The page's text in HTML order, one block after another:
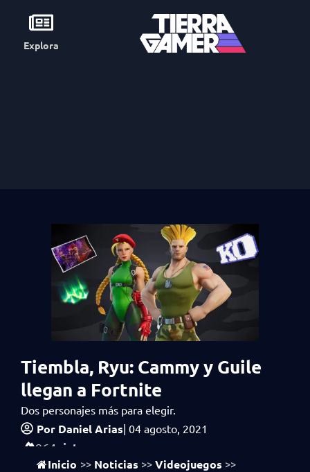
Explora
Tiembla, Ryu: Cammy y Guile
llegan a Fortnite
Dos personajes más para elegir.
Por Daniel Arias| 04 agosto, 2021
964 vistas
Inicio >> Noticias >> Videojuegos >>